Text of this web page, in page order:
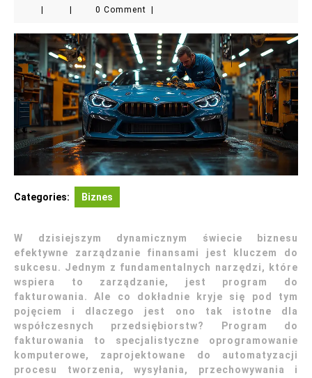
0 Comment
Categories: Biznes
W dzisiejszym dynamicznym świecie biznesu
efektywne zarządzanie finansami jest kluczem do
sukcesu. Jednym z fundamentalnych narzędzi, które
wspiera to zarządzanie, jest program do
fakturowania. Ale co dokładnie kryje się pod tym
pojęciem i dlaczego jest ono tak istotne dla
współczesnych przedsiębiorstw? Program do
fakturowania to specjalistyczne oprogramowanie
komputerowe, zaprojektowane do automatyzacji
procesu tworzenia, wysyłania, przechowywania i